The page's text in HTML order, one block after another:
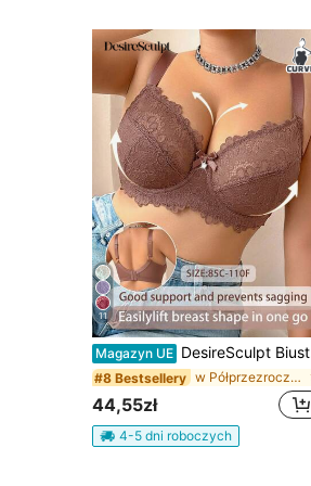
11
Magazyn UE DesireSculpt Biustonosz z fiszbinami w świątecznym koronkowym patchworku w dużym rozmiarze
#8 Bestsellery w Półprzezroczysty Biustonosze w dużych rozmiarach
44,55zł
4-5 dni roboczych